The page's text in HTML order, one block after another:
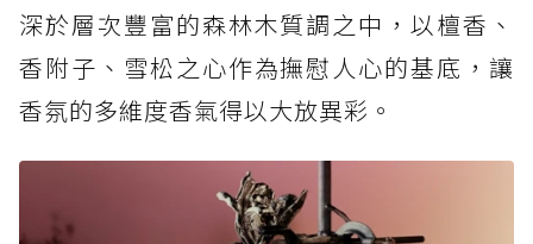
深於層次豐富的森林木質調之中，以檀香、
香附子、雪松之心作為撫慰人心的基底，讓
香氛的多維度香氣得以大放異彩。